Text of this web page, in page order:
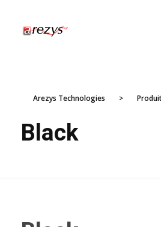
Arezys Technologies >
Black